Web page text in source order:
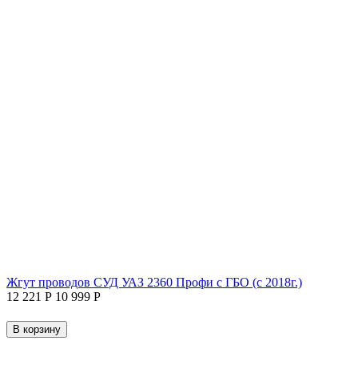
Жгут проводов СУД УАЗ 2360 Профи с ГБО (с 2018г.)
12 221 Р 10 999 Р
В корзину